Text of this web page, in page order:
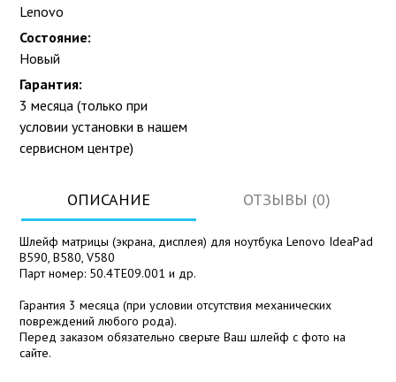
Lenovo
Состояние:
Новый
Гарантия:
3 месяца (только при
условии установки в нашем
сервисном центре)
ОПИСАНИЕ ОТЗЫВЫ (0)
Шлейф матрицы (экрана, дисплея) для ноутбука Lenovo IdeaPad
B590, B580, V580
Парт номер: 50.4TE09.001 и др.
Гарантия 3 месяца (при условии отсутствия механических
повреждений любого рода).
Перед заказом обязательно сверьте Ваш шлейф с фото на
сайте.